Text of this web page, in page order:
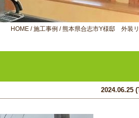
HOME /施工事例 /熊本県合志市Y様邸 外装
2024.06.25